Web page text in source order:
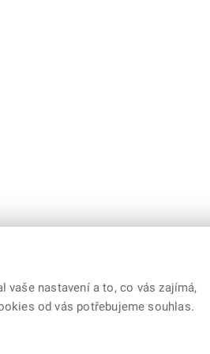
vaše nastavení a to, co vás zajímá,
od vás potřebujeme souhlas.